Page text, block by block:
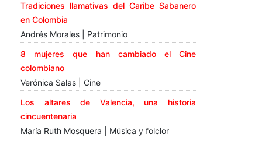
Tradiciones llamativas del Caribe Sabanero
en Colombia
Andrés Morales | Patrimonio
8 mujeres que han cambiado el Cine
colombiano
Verónica Salas | Cine
Los altares de Valencia, una historia
cincuentenaria
María Ruth Mosquera | Música y folclor